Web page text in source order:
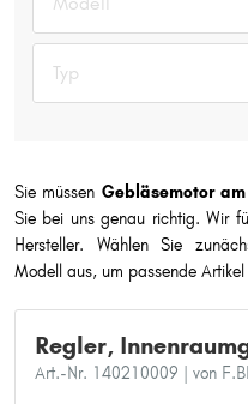
Typ
Sie müssen Gebläsemotor am
Sie bei uns genau richtig. Wir
Hersteller. Wählen Sie
Modell aus, um passende
Regler,
Art.-Nr. 140210009 | von